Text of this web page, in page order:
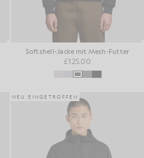
Softshell-Jacke mit Mesh-Futter
£125.00
NEU EINGETROFFEN